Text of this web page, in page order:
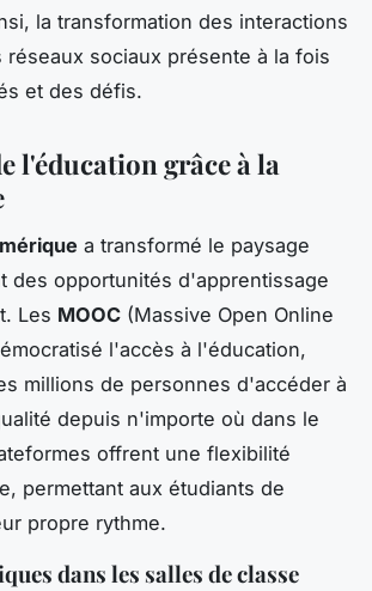
la transformation des interactions
réseaux sociaux présente à la fois
et des défis.
l'éducation grâce à la
a transformé le paysage
des opportunités d'apprentissage
Les MOOC (Massive Open Online
l'accès à l'éducation,
millions de personnes d'accéder à
depuis n'importe où dans le
offrent une flexibilité
permettant aux étudiants de
propre rythme.
dans les salles de classe